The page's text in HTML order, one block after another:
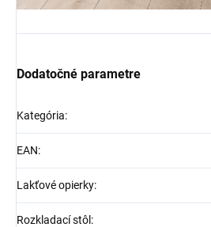
Dodatočné parametre
Kategória:
EAN:
Lakťové opierky:
Rozkladací stôl :